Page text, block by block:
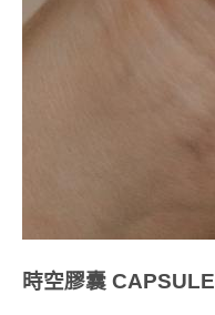
時空膠囊 CAPSULE